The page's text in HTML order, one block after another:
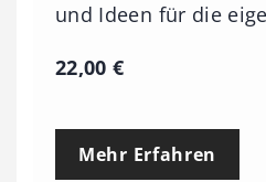
und Ideen für die
22,00€
Mehr Erfahren